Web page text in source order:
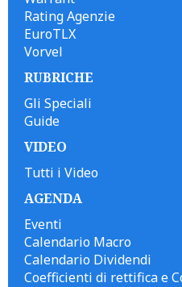
Rating Agenzie
EuroTLX
Vorvel
RUBRICHE
Gli Speciali
Guide
VIDEO
Tutti i Video
AGENDA
Eventi
Calendario Macro
Calendario Dividendi
Coefficienti di rettifica e